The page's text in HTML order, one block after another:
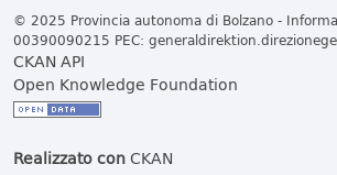
© 2025 Provincia autonoma di Bolzano -
00390090215 PEC:
CKAN API
Open Knowledge Foundation
Realizzato conCKAN